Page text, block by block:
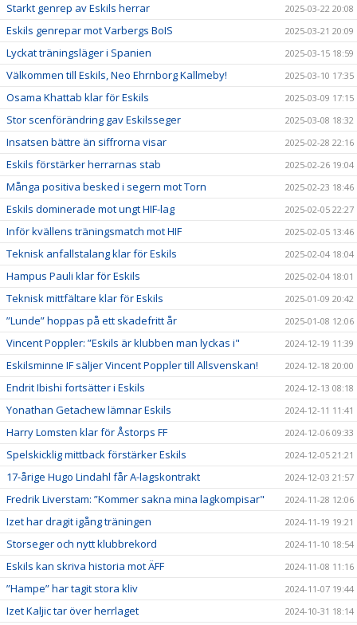
Starkt genrep av Eskils herrar 2025-03-22 20:08
Eskils genrepar mot Varbergs BoIS 2025-03-21 20:09
Lyckat träningsläger i Spanien 2025-03-15 18:59
Välkommen till Eskils, Neo Ehrnborg Kallmeby! 2025-03-10 17:35
Osama Khattab klar för Eskils 2025-03-09 17:15
Stor scenförändring gav Eskilsseger 2025-03-08 18:32
Insatsen bättre än siffrorna visar 2025-02-28 22:16
Eskils förstärker herrarnas stab 2025-02-26 19:04
Många positiva besked i segern mot Torn 2025-02-23 18:46
Eskils dominerade mot ungt HIF-lag 2025-02-05 22:27
Inför kvällens träningsmatch mot HIF 2025-02-05 13:46
Teknisk anfallstalang klar för Eskils 2025-02-04 18:04
Hampus Pauli klar för Eskils 2025-02-04 18:01
Teknisk mittfältare klar för Eskils 2025-01-09 20:42
”Lunde” hoppas på ett skadefritt år 2025-01-08 12:06
Vincent Poppler: ”Eskils är klubben man lyckas i" 2024-12-19 11:39
Eskilsminne IF säljer Vincent Poppler till Allsvenskan! 2024-12-18 20:00
Endrit Ibishi fortsätter i Eskils 2024-12-13 08:18
Yonathan Getachew lämnar Eskils 2024-12-11 11:41
Harry Lomsten klar för Åstorps FF 2024-12-06 09:33
Spelskicklig mittback förstärker Eskils 2024-12-05 21:21
17-årige Hugo Lindahl får A-lagskontrakt 2024-12-03 21:57
Fredrik Liverstam: ”Kommer sakna mina lagkompisar" 2024-11-28 12:06
Izet har dragit igång träningen 2024-11-19 19:21
Storseger och nytt klubbrekord 2024-11-10 18:54
Eskils kan skriva historia mot ÄFF 2024-11-08 11:16
”Hampe” har tagit stora kliv 2024-11-07 19:44
Izet Kaljic tar över herrlaget 2024-10-31 18:14